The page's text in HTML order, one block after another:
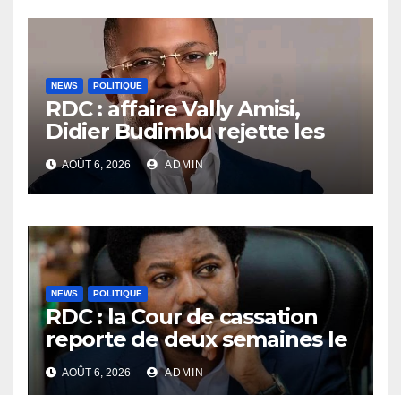
NEWS POLITIQUE
RDC : affaire Vally Amisi,
Didier Budimbu rejette les
accusations et appelle à
laisser la justice établir la
vérité
AOÛT 6, 2026 ADMIN
NEWS POLITIQUE
RDC : la Cour de cassation
reporte de deux semaines le
procès Frivao
AOÛT 6, 2026 ADMIN